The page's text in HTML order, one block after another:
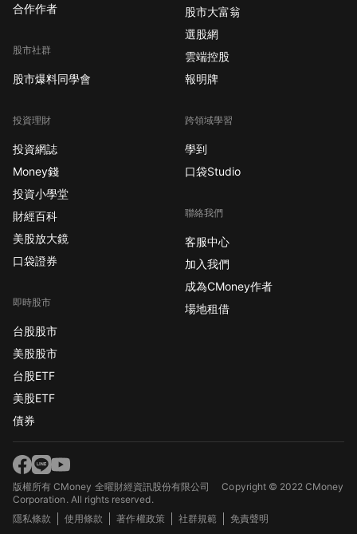
合作作者
股市社群
股市爆料同學會
投資理財
投資網誌
Money錢
投資小學堂
財經百科
美股放大鏡
口袋證券
即時股市
台股股市
美股股市
台股ETF
美股ETF
債券
股市大富翁
選股網
雲端控股
報明牌
跨領域學習
學到
口袋Studio
聯絡我們
客服中心
加入我們
成為CMoney作者
場地租借
版權所有 CMoney 全曜財經資訊股份有限公司Copyright © 2022 CMoney
Corporation. All rights reserved.
隱私條款
使用條款 著作權政策 社群規範 免責聲明